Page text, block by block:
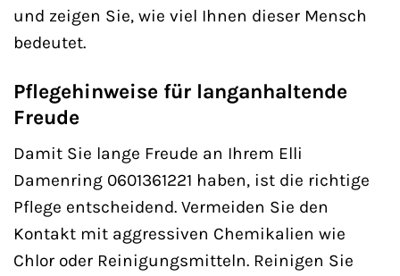
und zeigen Sie, wie viel Ihnen dieser Mensch
bedeutet.
Pflegehinweise für langanhaltende
Freude
Damit Sie lange Freude an Ihrem Elli
Damenring 0601361221 haben, ist die richtige
Pflege entscheidend. Vermeiden Sie den
Kontakt mit aggressiven Chemikalien wie
Chlor oder Reinigungsmitteln. Reinigen Sie